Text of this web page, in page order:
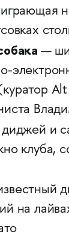
играющая
—
Alt
и
клуба,
на